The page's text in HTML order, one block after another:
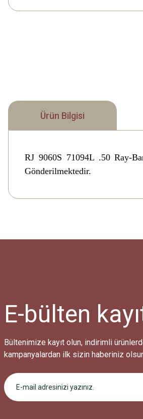
Ürün Bilgisi
RJ 9060S 71094L .50 Ray-
Gönderilmektedir.
E-bülten
Bültenimize kayıt olun, indirimli
kampanyalardan ilk sizin haberiniz